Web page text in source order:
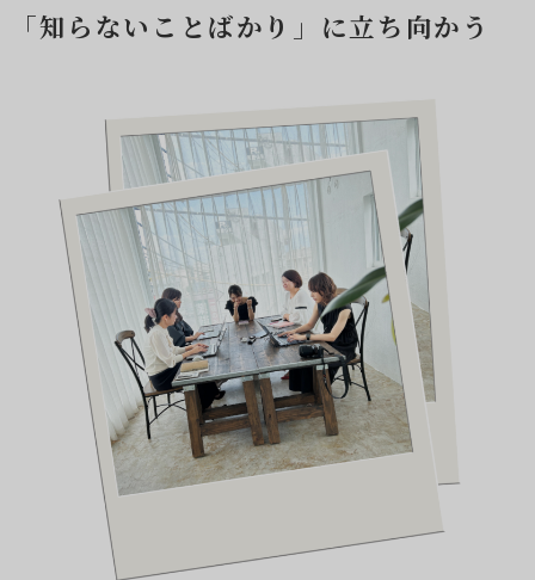
「知らないことばかり」に立ち向かう